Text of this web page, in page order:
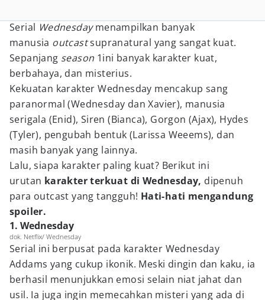
Serial Wednesdaymenampilkan banyak
manusia outcastsupranatural yang sangat kuat.
Sepanjang season 1ini banyak karakter kuat,
berbahaya, dan misterius.
Kekuatan karakter Wednesday mencakup sang
paranormal (Wednesday dan Xavier), manusia
serigala (Enid), Siren (Bianca), Gorgon (Ajax), Hydes
(Tyler), pengubah bentuk (Larissa Weeems), dan
masih banyak yang lainnya.
Lalu, siapa karakter paling kuat? Berikut ini
urutan karakter terkuat di Wednesday, dipenuh
para outcast yang tangguh! Hati-hati mengandung
spoiler.
1. Wednesday
dok. Netflix/ Wednesday
Serial ini berpusat pada karakter Wednesday
Addams yang cukup ikonik. Meski dingin dan kaku, ia
berhasil menunjukkan emosi selain niat jahat dan
usil. Ia juga ingin memecahkan misteri yang ada di